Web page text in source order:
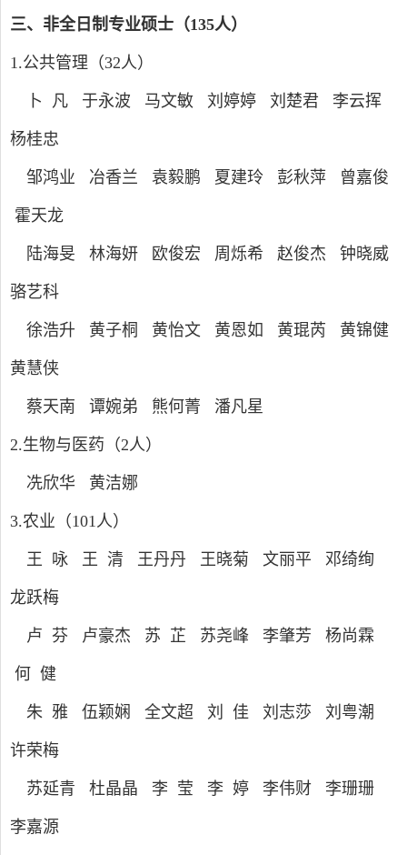
三、非全日制专业硕士（135人）
1.公共管理（32人）
卜 凡 于永波 马文敏 刘婷婷 刘楚君 李云挥
杨桂忠
邹鸿业 冶香兰 袁毅鹏 夏建玲 彭秋萍 曾嘉俊
霍天龙
陆海旻 林海妍 欧俊宏 周烁希 赵俊杰 钟晓威
骆艺科
徐浩升 黄子桐 黄怡文 黄恩如 黄琨芮 黄锦健
黄慧侠
蔡天南 谭婉弟 熊何菁 潘凡星
2.生物与医药（2人）
冼欣华 黄洁娜
3.农业（101人）
王 咏 王 清 王丹丹 王晓菊 文丽平 邓绮绚
龙跃梅
卢 芬 卢豪杰 苏 芷 苏尧峰 李肇芳 杨尚霖
何 健
朱 雅 伍颖娴 全文超 刘 佳 刘志莎 刘粤潮
许荣梅
苏延青 杜晶晶 李 莹 李 婷 李伟财 李珊珊
李嘉源